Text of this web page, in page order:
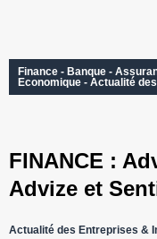
Finance - Banque -
Economique - Actualité
FINANCE :
Advize et
Actualité des Entreprises &